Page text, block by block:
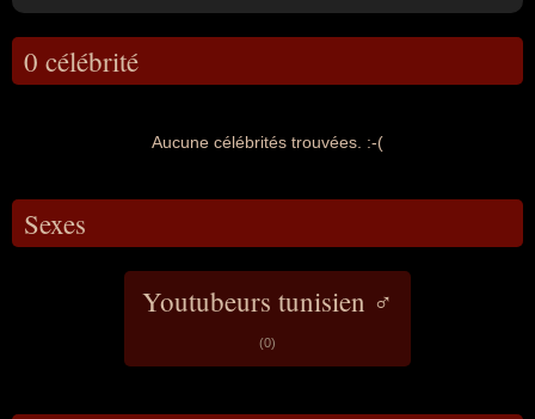
0 célébrité
Aucune célébrités trouvées. :-(
Sexes
Youtubeurs tunisien ♂
(0)